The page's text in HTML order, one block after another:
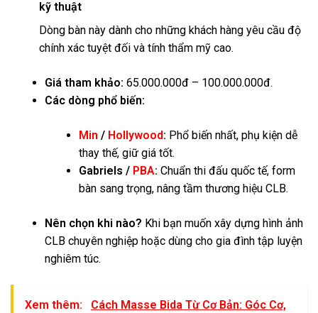
kỹ thuật
Dòng bàn này dành cho những khách hàng yêu cầu độ
chính xác tuyệt đối và tính thẩm mỹ cao.
Giá tham khảo: 65.000.000đ – 100.000.000đ.
Các dòng phổ biến:
Min / Hollywood: Phổ biến nhất, phụ kiện dễ
thay thế, giữ giá tốt.
Gabriels / PBA: Chuẩn thi đấu quốc tế, form
bàn sang trọng, nâng tầm thương hiệu CLB.
Nên chọn khi nào? Khi bạn muốn xây dựng hình ảnh
CLB chuyên nghiệp hoặc dùng cho gia đình tập luyện
nghiêm túc.
Xem thêm:
Cách Masse Bida Từ Cơ Bản: Góc Cơ,